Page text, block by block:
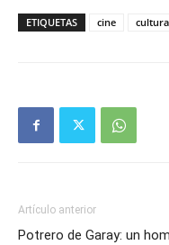
ETIQUETAS cine cultura
Artículo anterior
Potrero de Garay: un